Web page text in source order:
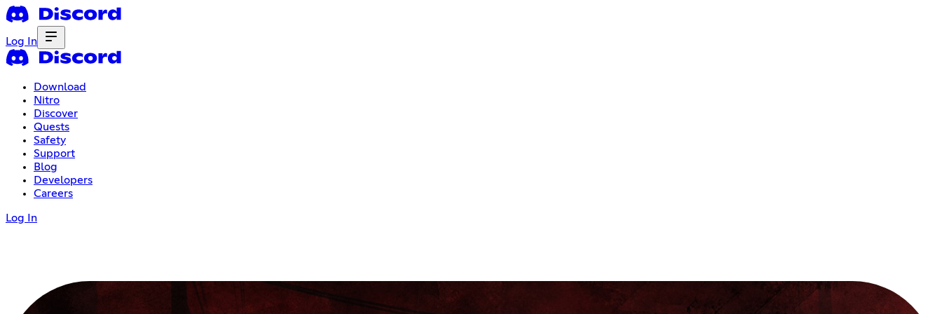
Log In
Download
Nitro
Discover
Quests
Safety
Support
Blog
Developers
Careers
Log In